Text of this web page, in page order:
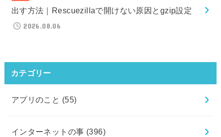
出す方法｜Rescuezillaで開けない原因とgzip設定
2026.08.06
カテゴリー
アプリのこと (55)
インターネットの事 (396)